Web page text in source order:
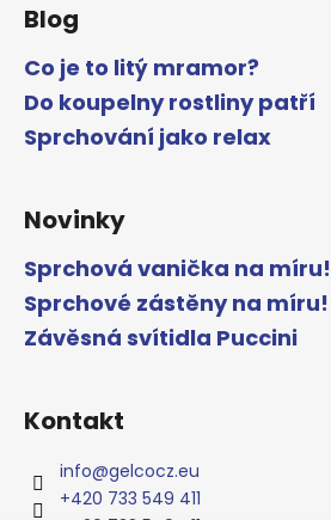
Blog
Co je to litý mramor?
Do koupelny rostliny patří
Sprchování jako relax
Novinky
Sprchová vanička na míru!
Sprchové zástěny na míru!
Závěsná svítidla Puccini
Kontakt
info@gelcocz.eu
+420 733 549 411